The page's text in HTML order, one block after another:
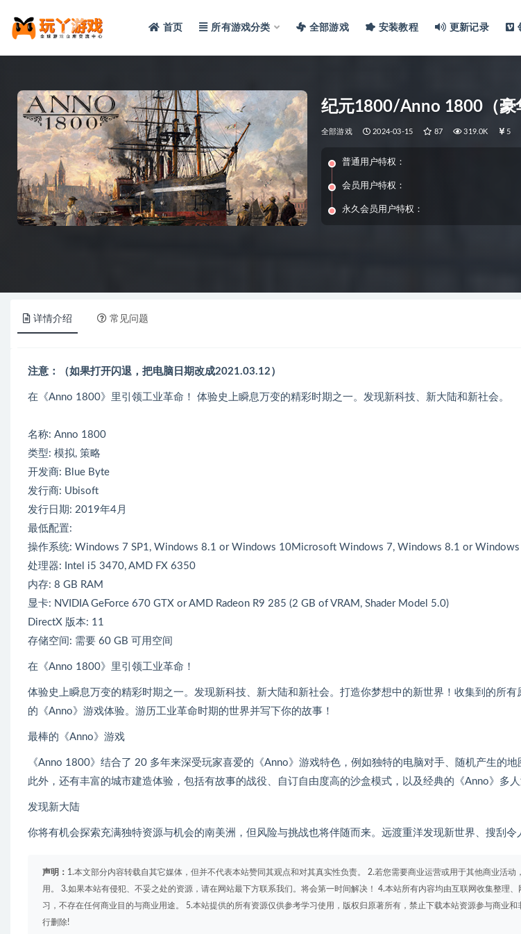
首页 所有游戏分类 全部游戏 安装教程 更新记录
纪元1800/Anno 1800（豪
全部游戏 2024-03-15 87 319.0K 5
普通用户特权：
会员用户特权：
永久会员用户特权：
详情介绍 常见问题
注意：（如果打开闪退，把电脑日期改成2021.03.12）
在《Anno 1800》里引领工业革命！ 体验史上瞬息万变的精彩时期之一。发现新科技、新大陆和新社会。
名称: Anno 1800
类型: 模拟, 策略
开发商: Blue Byte
发行商: Ubisoft
发行日期: 2019年4月
最低配置:
操作系统: Windows 7 SP1, Windows 8.1 or Windows 10Microsoft Windows 7, Windows 8.1 or
处理器: Intel i5 3470, AMD FX 6350
内存: 8 GB RAM
显卡: NVIDIA GeForce 670 GTX or AMD Radeon R9 285 (2 GB of VRAM, Shader Model 5.0)
DirectX 版本: 11
存储空间: 需要 60 GB 可用空间
在《Anno 1800》里引领工业革命！
体验史上瞬息万变的精彩时期之一。发现新科技、新大陆和新社会。打造你梦想中的新世界！收集到的所
的《Anno》游戏体验。游历工业革命时期的世界并写下你的故事！
最棒的《Anno》游戏
《Anno 1800》结合了 20 多年来深受玩家喜爱的《Anno》游戏特色，例如独特的电脑对手、随机产生的地
此外，还有丰富的城市建造体验，包括有故事的战役、自订自由度高的沙盒模式，以及经典的《Anno》多人
发现新大陆
你将有机会探索充满独特资源与机会的南美洲，但风险与挑战也将伴随而来。远渡重洋发现新世界、搜刮令
声明： 1.本文部分内容转载自其它媒体，但并不代表本站赞同其观点和对其真实性负责。 2.若您需要商业运营或用于其他商业活动
用。 3.如果本站有侵犯、不妥之处的资源，请在网站最下方联系我们。将会第一时间解决！ 4.本站所有内容均由互联网收集整理
习，不存在任何商业目的与商业用途。 5.本站提供的所有资源仅供参考学习使用，版权归原著所有，禁止下载本站资源参与商业和
行删除!